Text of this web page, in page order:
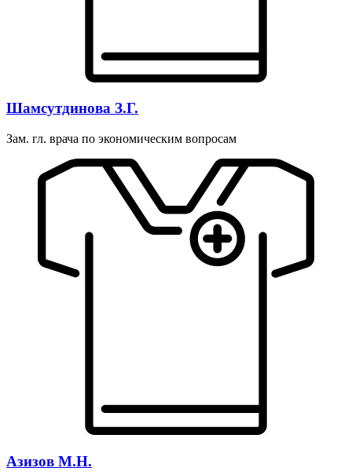
Шамсутдинова З.Г.
Зам. гл. врача по экономическим вопросам
Азизов М.Н.